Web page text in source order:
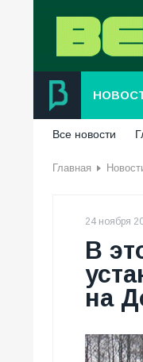
Все новости
Главная
24 ноября
В
на